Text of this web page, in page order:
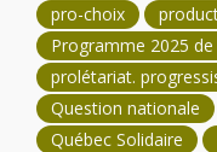
pro-choix
Programme 2025
prolétariat.
Question nationale
Québec Solidaire